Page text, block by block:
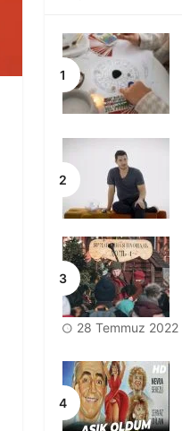
28 Temmuz 2022